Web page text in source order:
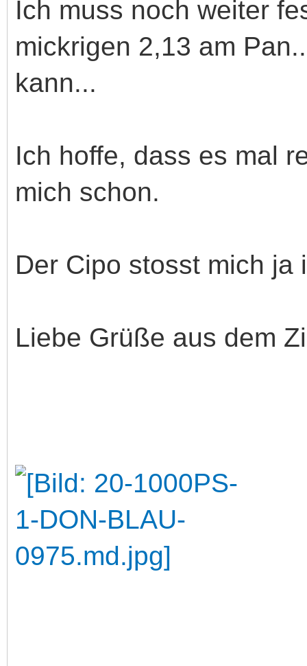
Ich muss noch weiter
mickrigen 2,13 am
kann...
Ich hoffe, dass es mal
mich schon.
Der Cipo stosst mich ja
Liebe Grüße aus dem